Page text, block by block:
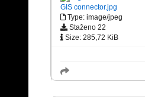
GIS connector.jpg
Type: image/jpeg
Staženo 22
Size: 285,72 KiB